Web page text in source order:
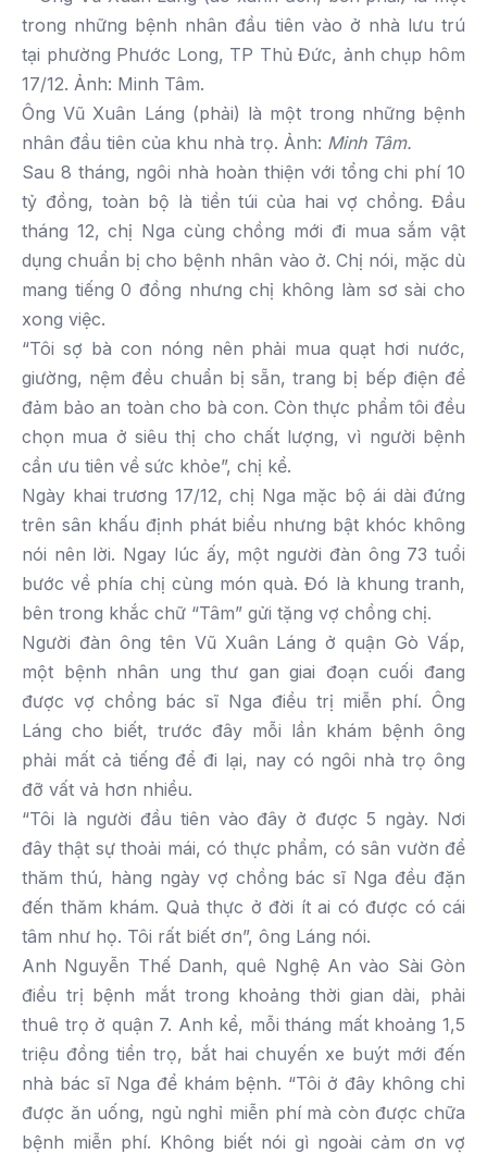
Ông Vũ Xuân Láng (phải) là một trong những bệnh
nhân đầu tiên của khu nhà trọ. Ảnh: Minh Tâm.
Sau 8 tháng, ngôi nhà hoàn thiện với tổng chi phí 10
tỷ đồng, toàn bộ là tiền túi của hai vợ chồng. Đầu
tháng 12, chị Nga cùng chồng mới đi mua sắm vật
dụng chuẩn bị cho bệnh nhân vào ở. Chị nói, mặc dù
mang tiếng 0 đồng nhưng chị không làm sơ sài cho
xong việc.
“Tôi sợ bà con nóng nên phải mua quạt hơi nước,
giường, nệm đều chuẩn bị sẵn, trang bị bếp điện để
đảm bảo an toàn cho bà con. Còn thực phẩm tôi đều
chọn mua ở siêu thị cho chất lượng, vì người bệnh
cần ưu tiên về sức khỏe”, chị kể.
Ngày khai trương 17/12, chị Nga mặc bộ ái dài đứng
trên sân khấu định phát biểu nhưng bật khóc không
nói nên lời. Ngay lúc ấy, một người đàn ông 73 tuổi
bước về phía chị cùng món quà. Đó là khung tranh,
bên trong khắc chữ “Tâm” gửi tặng vợ chồng chị.
Người đàn ông tên Vũ Xuân Láng ở quận Gò Vấp,
một bệnh nhân ung thư gan giai đoạn cuối đang
được vợ chồng bác sĩ Nga điều trị miễn phí. Ông
Láng cho biết, trước đây mỗi lần khám bệnh ông
phải mất cả tiếng để đi lại, nay có ngôi nhà trọ ông
đỡ vất vả hơn nhiều.
“Tôi là người đầu tiên vào đây ở được 5 ngày. Nơi
đây thật sự thoải mái, có thực phẩm, có sân vườn để
thăm thú, hàng ngày vợ chồng bác sĩ Nga đều đặn
đến thăm khám. Quả thực ở đời ít ai có được có cái
tâm như họ. Tôi rất biết ơn”, ông Láng nói.
Anh Nguyễn Thế Danh, quê Nghệ An vào Sài Gòn
điều trị bệnh mắt trong khoảng thời gian dài, phải
thuê trọ ở quận 7. Anh kể, mỗi tháng mất khoảng 1,5
triệu đồng tiền trọ, bắt hai chuyến xe buýt mới đến
nhà bác sĩ Nga để khám bệnh. “Tôi ở đây không chỉ
được ăn uống, ngủ nghỉ miễn phí mà còn được chữa
bệnh miễn phí. Không biết nói gì ngoài cảm ơn vợ